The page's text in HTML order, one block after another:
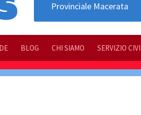
Provinciale Macerata
BLOG CHI SIAMO SERVIZIO